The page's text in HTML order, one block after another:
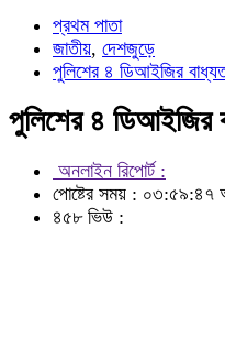
প্রথম পাতা
জাতীয়, দেশজুড়ে
পুলিশের ৪ ডিআইজির
পুলিশের ৪ ডিআইজির
অনলাইন রিপোর্ট :
পোষ্টের সময় : ০৩:৫৯:৪৭
৪৫৮ ভিউ :